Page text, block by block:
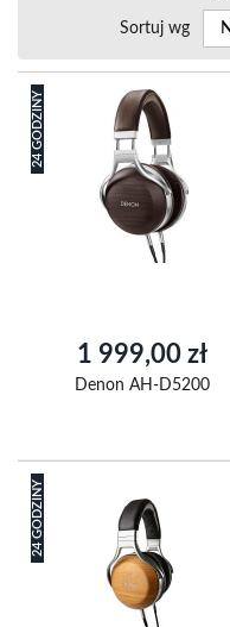
Sortuj wg
24 GODZINY
1 999,00 zł
Denon AH-D5200
24 GODZINY